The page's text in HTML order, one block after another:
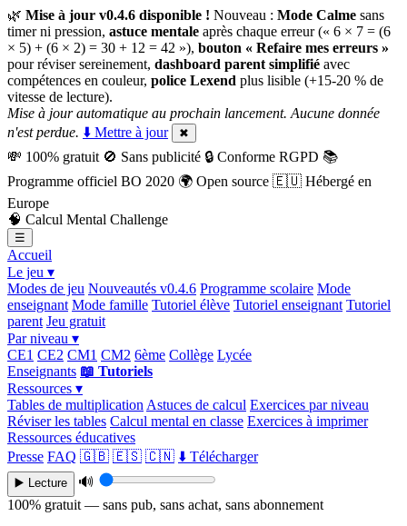
🌿 Mise à jour v0.4.6 disponible ! Nouveau : Mode Calme sans
timer ni pression, astuce mentale après chaque erreur (« 6 × 7 = (6
× 5) + (6 × 2) = 30 + 12 = 42 »), bouton « Refaire mes erreurs »
pour réviser sereinement, dashboard parent simplifié avec
compétences en couleur, police Lexend plus lisible (+15-20 % de
vitesse de lecture).
Mise à jour automatique au prochain lancement. Aucune donnée
n'est perdue. ⬇️ Mettre à jour ✖
💸 100% gratuit 🚫 Sans publicité 🔒 Conforme RGPD 📚
Programme officiel BO 2020 🌍 Open source 🇪🇺 Hébergé en
Europe
🧠 Calcul Mental Challenge
☰
Accueil
Le jeu ▾
Modes de jeu Nouveautés v0.4.6 Programme scolaire Mode
enseignant Mode famille Tutoriel élève Tutoriel enseignant Tutoriel
parent Jeu gratuit
Par niveau ▾
CE1 CE2 CM1 CM2 6ème Collège Lycée
Enseignants 📖 Tutoriels
Ressources ▾
Tables de multiplication Astuces de calcul Exercices par niveau
Réviser les tables Calcul mental en classe Exercices à imprimer
Ressources éducatives
Presse FAQ 🇬🇧 🇪🇸 🇨🇳 ⬇️ Télécharger
▶️ Lecture
🔊
100% gratuit — sans pub, sans achat, sans abonnement